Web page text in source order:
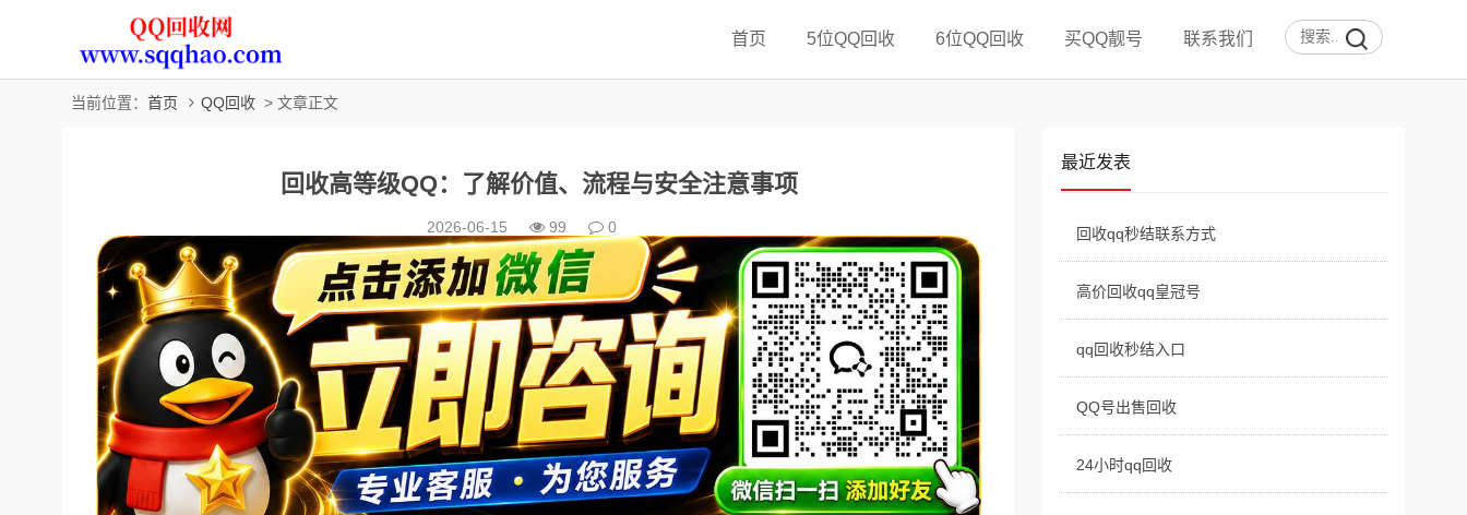
首页 5位QQ回收 6位QQ回收 买QQ靓号 联系我们
当前位置： 首页 QQ回收 > 文章正文
回收高等级QQ：了解价值、流程与安全注意事项
2026-06-15 99 0
最近发表
回收qq秒结联系方式
高价回收qq皇冠号
qq回收秒结入口
QQ号出售回收
24小时qq回收